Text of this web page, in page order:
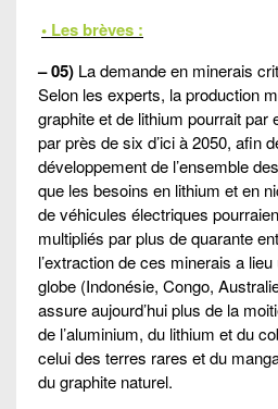
• Les brèves :
– 05) La demande en minerais
Selon les experts, la production
graphite et de lithium pourrait par
par près de six d’ici à 2050, afin
développement de l’ensemble
que les besoins en lithium et en
de véhicules électriques
multipliés par plus de quarante
l’extraction de ces minerais a
globe (Indonésie, Congo,
assure aujourd’hui plus de la
de l’aluminium, du lithium et du
celui des terres rares et du
du graphite naturel.